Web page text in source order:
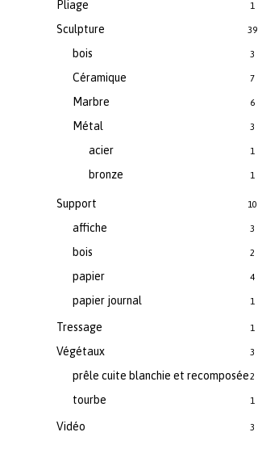
Pliage 1
Sculpture 39
bois 3
Céramique 7
Marbre 6
Métal 3
acier 1
bronze 1
Support 10
affiche 3
bois 2
papier 4
papier journal 1
Tressage 1
Végétaux 3
prêle cuite blanchie et recomposée2
tourbe 1
Vidéo 3